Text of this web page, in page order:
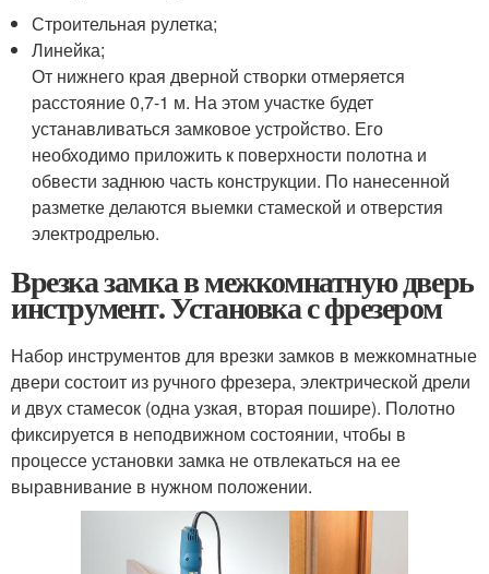
Строительная рулетка;
Линейка;
От нижнего края дверной створки отмеряется
расстояние 0,7-1 м. На этом участке будет
устанавливаться замковое устройство. Его
необходимо приложить к поверхности полотна и
обвести заднюю часть конструкции. По нанесенной
разметке делаются выемки стамеской и отверстия
электродрелью.
Врезка замка в межкомнатную дверь
инструмент. Установка с фрезером
Набор инструментов для врезки замков в межкомнатные
двери состоит из ручного фрезера, электрической дрели
и двух стамесок (одна узкая, вторая пошире). Полотно
фиксируется в неподвижном состоянии, чтобы в
процессе установки замка не отвлекаться на ее
выравнивание в нужном положении.